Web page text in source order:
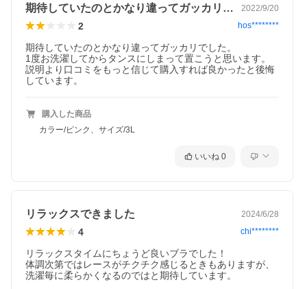
グレイッシュピンク
期待していたのとかなり違ってガッカリで… 2022/9/20
2 hos********
期待していたのとかなり違ってガッカリでした。
1度お洗濯してからタンスにしまって置こうと思います。
説明より口コミをもっと信じて購入すれば良かったと後悔
しています。
購入した商品
カラー/ピンク、サイズ/3L
いいね 0
リラックスできました 2024/6/28
4 chi********
リラックスタイムにちょうど良いブラでした！
体調次第ではレースがチクチク感じるときもありますが、
洗濯毎に柔らかくなるのではと期待しています。